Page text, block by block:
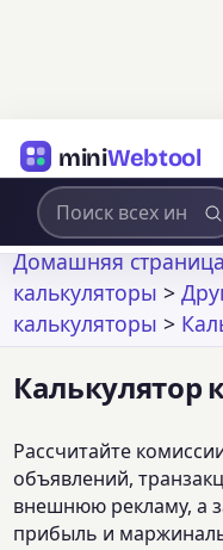
miniWebtool
Домашняя
калькуляторы >
калькуляторы >
Калькулятор
Рассчитайте
объявлений,
внешнюю рекламу, а
прибыль и